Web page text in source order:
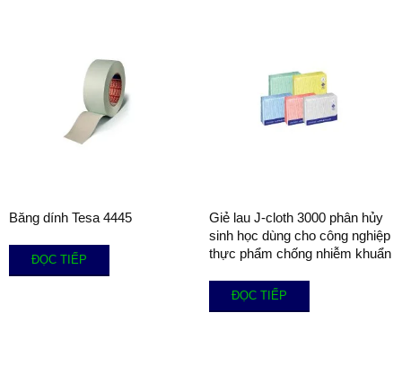
Băng dính Tesa 4445
ĐỌC TIẾP
Giẻ lau J-cloth 3000 phân hủy
sinh học dùng cho công nghiệp
thực phẩm chống nhiễm khuẩn
ĐỌC TIẾP